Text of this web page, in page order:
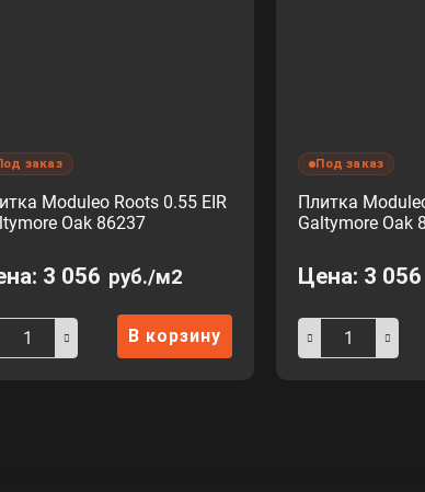
заказ
Moduleo Roots 0.55 EIR
Oak 86237
3 056 руб./м2
В корзину
Под заказ
Плитка
Galtymore Oak
Цена: 3 056